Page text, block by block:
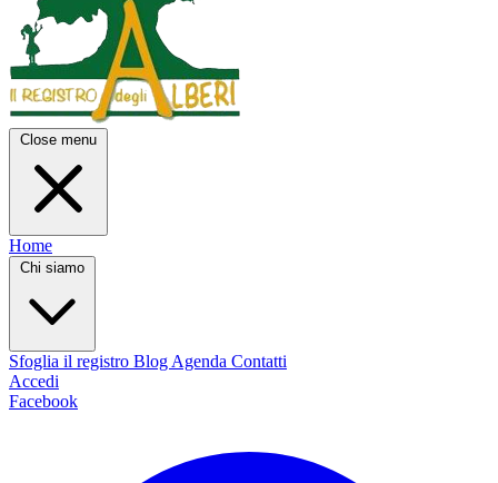
Close menu
Home
Chi siamo
Sfoglia il registro Blog Agenda Contatti
Accedi
Facebook